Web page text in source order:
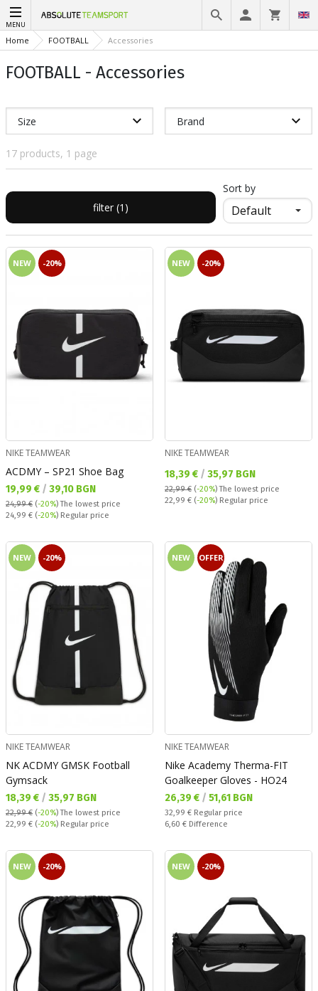
MENU
Home FOOTBALL Accessories
FOOTBALL - Accessories
Size Brand
17 products, 1 page
filter (1)
Sort by
NEW -20%
NIKE TEAMWEAR
ACDMY – SP21 Shoe Bag
Текуща цена:
19,99 € / 39,10 BGN
24,99 € (-20%)The lowest price
Regular price:
24,99 € (-20%) Regular price
NEW -20%
NIKE TEAMWEAR
Текуща цена:
18,39 € / 35,97 BGN
22,99 € (-20%)The lowest price
Regular price:
22,99 € (-20%) Regular price
NEW -20%
NIKE TEAMWEAR
NK ACDMY GMSK Football
Gymsack
Текуща цена:
18,39 € / 35,97 BGN
22,99 € (-20%)The lowest price
Regular price:
22,99 € (-20%) Regular price
NEW OFFER
NIKE TEAMWEAR
Nike Academy Therma-FIT
Goalkeeper Gloves - HO24
Текуща цена:
26,39 € / 51,61 BGN
Regular price:
32,99 € Regular price
Спестявате:
6,60 € Difference
NEW -20% NEW -20%